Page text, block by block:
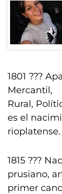
1801 ???
Mercantil,
Rural,
es el
rioplatense.
1815 ???
prusiano,
primer